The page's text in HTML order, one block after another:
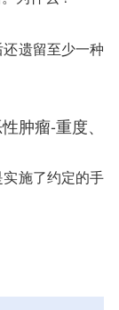
遗留至少一种
肿瘤-重度、
施了约定的手